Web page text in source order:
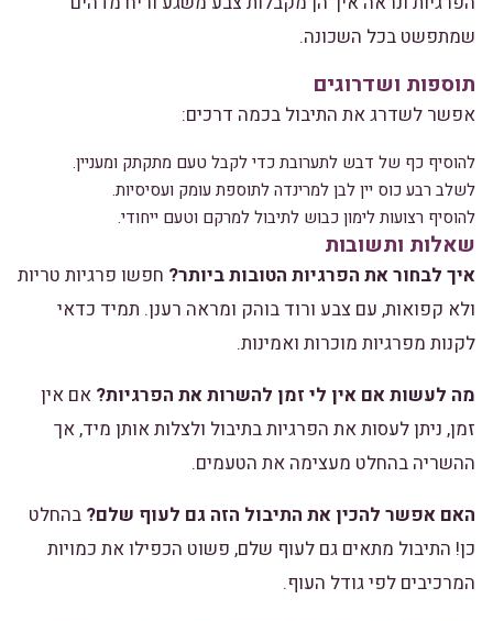
שמתפשט בכל השכונה.
תוספות ושדרוגים
אפשר לשדרג את התיבול בכמה דרכים:
להוסיף כף של דבש לתערובת כדי לקבל טעם מתקתק ומעניין.
לשלב רבע כוס יין לבן למרינדה לתוספת עומק ועסיסיות.
להוסיף רצועות לימון כבוש לתיבול למרקם וטעם ייחודי.
שאלות ותשובות
איך לבחור את הפרגיות הטובות ביותר? חפשו פרגיות טריות
ולא קפואות, עם צבע ורוד בוהק ומראה רענן. תמיד כדאי
לקנות מפרגיות מוכרות ואמינות.
מה לעשות אם אין לי זמן להשרות את הפרגיות? אם אין
זמן, ניתן לעסות את הפרגיות בתיבול ולצלות אותן מיד, אך
ההשריה בהחלט מעצימה את הטעמים.
האם אפשר להכין את התיבול הזה גם לעוף שלם? בהחלט
כן! התיבול מתאים גם לעוף שלם, פשוט הכפילו את כמויות
המרכיבים לפי גודל העוף.